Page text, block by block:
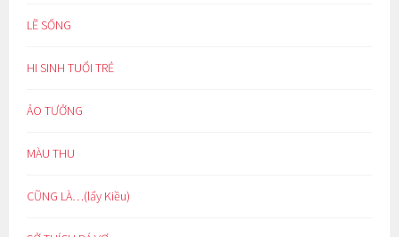
LẼ SỐNG
HI SINH TUỔI TRẺ
ẢO TƯỞNG
MÀU THU
CŨNG LÀ…(lẩy Kiều)